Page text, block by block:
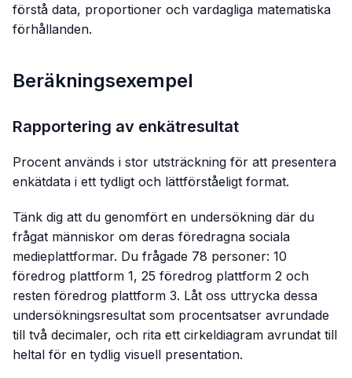
förstå data, proportioner och vardagliga matematiska
förhållanden.
Beräkningsexempel
Rapportering av enkätresultat
Procent används i stor utsträckning för att presentera
enkätdata i ett tydligt och lättförståeligt format.
Tänk dig att du genomfört en undersökning där du
frågat människor om deras föredragna sociala
medieplattformar. Du frågade 78 personer: 10
föredrog plattform 1, 25 föredrog plattform 2 och
resten föredrog plattform 3. Låt oss uttrycka dessa
undersökningsresultat som procentsatser avrundade
till två decimaler, och rita ett cirkeldiagram avrundat till
heltal för en tydlig visuell presentation.